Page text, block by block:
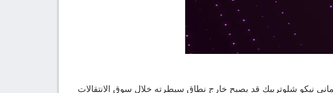
نيكو شلوتربيك قد يصبح خارج نطاق سيطرته خلال سوق الانتقالات